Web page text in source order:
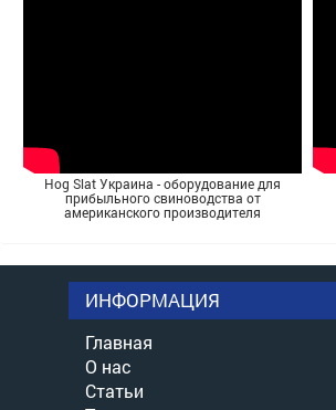
Hog Slat Украина - оборудование для
прибыльного свиноводства от
американского производителя
ИНФОРМАЦИЯ
Главная
О нас
Статьи